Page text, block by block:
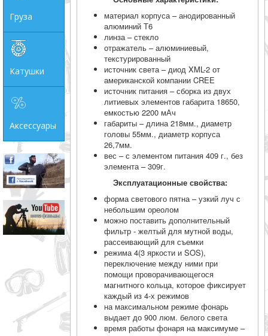
Груза
Катушки
Аксессуары
материал корпуса – анодированный
алюминий Т6
линза – стекло
отражатель – алюминиевый,
текстурированный
источник света – диод XML-2 от
американской компании CREE
источник питания – сборка из двух
литиевых элементов габарита 18650,
емкостью 2200 мАч
габариты – длина 218мм., диаметр
головы 55мм., диаметр корпуса
26,7мм.
вес – с элементом питания 409 г., без
элемента – 309г.
Эксплуатационные свойства:
форма светового пятна – узкий луч с
небольшим ореолом
можно поставить дополнительный
фильтр - желтый для мутной воды,
рассеивающий для съемки
режима 4(3 яркости и SOS),
переключение между ними при
помощи проворачивающегося
магнитного кольца, которое фиксирует
каждый из 4-х режимов
на максимальном режиме фонарь
выдает до 900 люм. белого света
время работы фонаря на максимуме –